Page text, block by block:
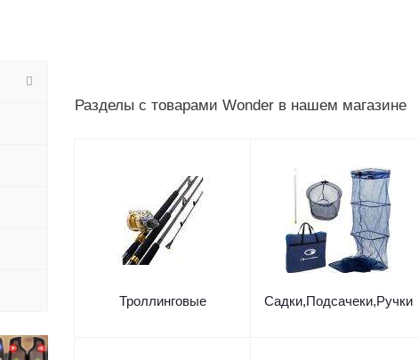
Разделы с товарами Wonder в нашем магазине
Троллинговые Садки,Подсачеки,Ручки